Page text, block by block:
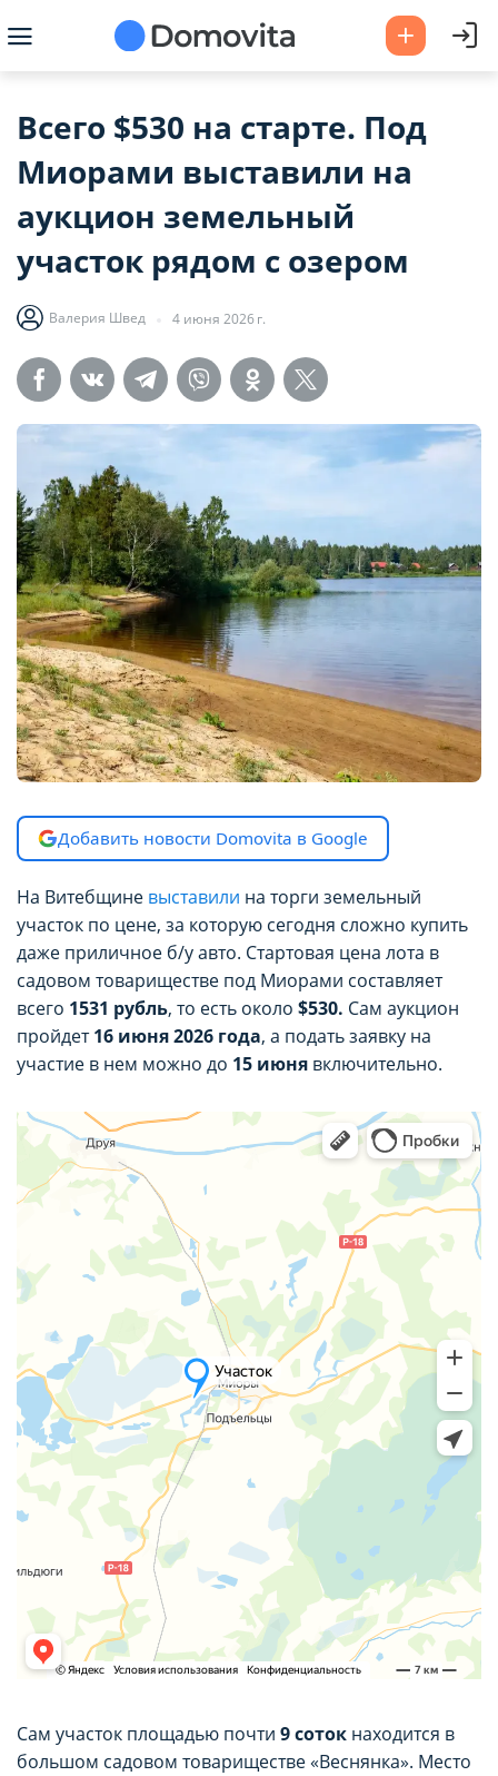
Всего $530 на старте. Под
Миорами выставили на
аукцион земельный
участок рядом с озером
Валерия Швед 4 июня 2026 г.
Добавить новости Domovita в Google
На Витебщине выставили на торги земельный
участок по цене, за которую сегодня сложно купить
даже приличное б/у авто. Стартовая цена лота в
садовом товариществе под Миорами составляет
всего 1531 рубль, то есть около $530. Сам аукцион
пройдет16 июня 2026 года, а подать заявку на
участие в нем можно до 15 июня включительно.
Сам участок площадью почти 9 соток находится в
большом садовом товариществе «Веснянка». Место